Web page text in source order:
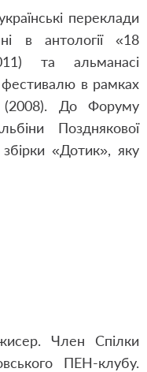
переклади
в антології «18
та альманасі
фестивалю в рамках
(2008). До Форуму
Позднякової
«Дотик», яку
Член Спілки
ПЕН-клубу.